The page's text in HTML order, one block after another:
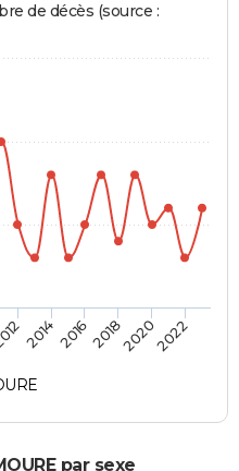
de décès (source :
20142016201820202022
par sexe